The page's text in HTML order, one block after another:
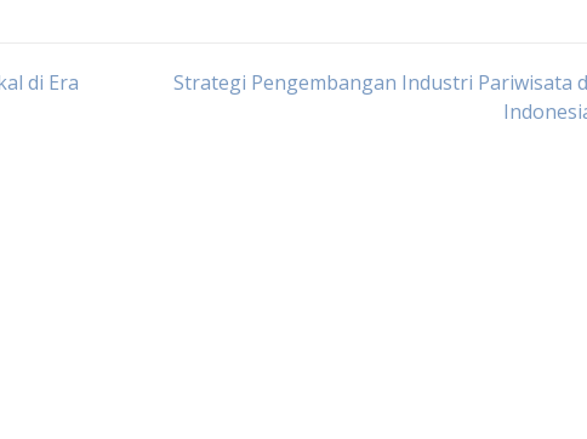
di Era
Strategi Pengembangan Industri Pariwisata